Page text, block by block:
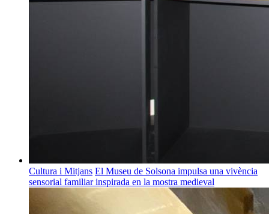
Cultura i Mitjans El Museu de Solsona impulsa una vivència
sensorial familiar inspirada en la mostra medieval